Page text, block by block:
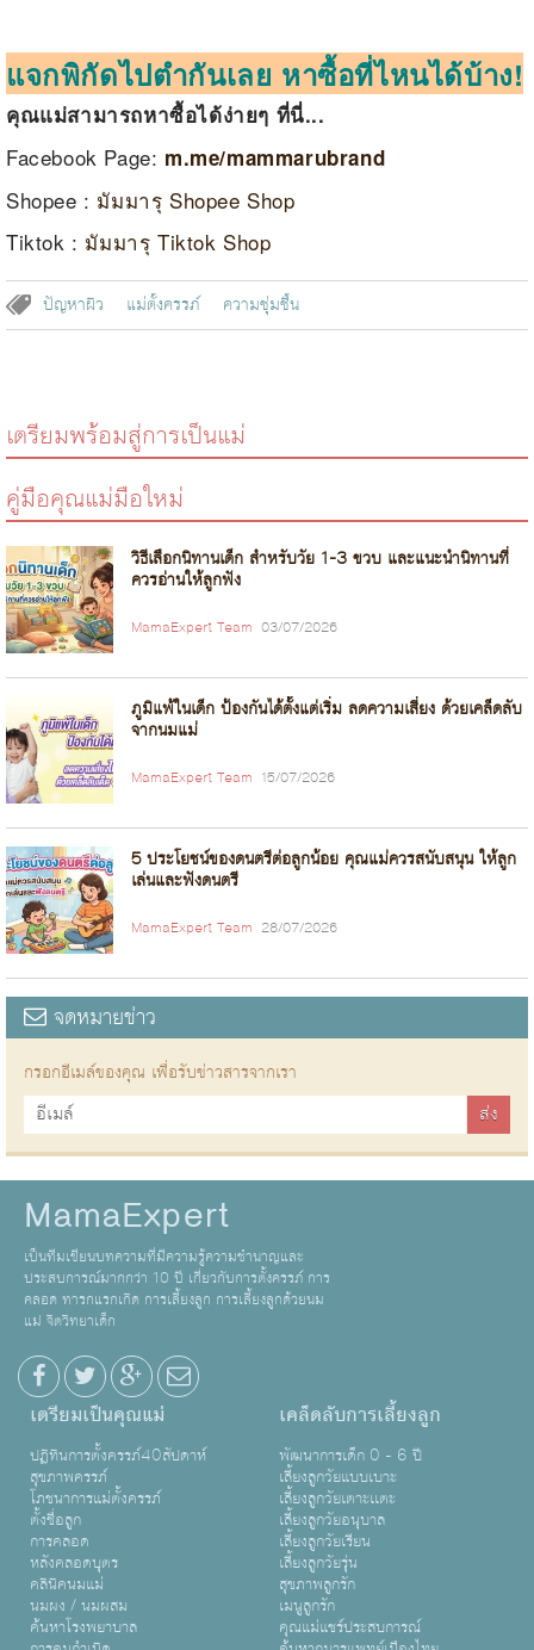
แจกพิกัดไปตำกันเลย หาซื้อที่ไหนได้บ้าง!
คุณแม่สามารถหาซื้อได้ง่ายๆ ที่นี่...
Facebook Page: m.me/mammarubrand
Shopee : มัมมารุ Shopee Shop
Tiktok : มัมมารุ Tiktok Shop
ปัญหาผิว แม่ตั้งครรภ์ ความชุ่มชื้น
เตรียมพร้อมสู่การเป็นแม่
คู่มือคุณแม่มือใหม่
วิธีเลือกนิทานเด็ก สำหรับวัย 1-3 ขวบ และแนะนำนิทานที่
ควรอ่านให้ลูกฟัง
MamaExpert Team 03/07/2026
ภูมิแพ้ในเด็ก ป้องกันได้ตั้งแต่เริ่ม ลดความเสี่ยง ด้วยเคล็ดลับ
จากนมแม่
MamaExpert Team 15/07/2026
5 ประโยชน์ของดนตรีต่อลูกน้อย คุณแม่ควรสนับสนุน ให้ลูก
เล่นและฟังดนตรี
MamaExpert Team 28/07/2026
จดหมายข่าว
กรอกอีเมล์ของคุณ เพื่อรับข่าวสารจากเรา
MamaExpert
เป็นทีมเขียนบทความที่มีความรู้ความชำนาญและ
ประสบการณ์มากกว่า 10 ปี เกี่ยวกับการตั้งครรภ์ การ
คลอด ทารกแรกเกิด การเลี้ยงลูก การเลี้ยงลูกด้วยนม
แม่ จิตวิทยาเด็ก
เตรียมเป็นคุณแม่
ปฏิทินการตั้งครรภ์40สัปดาห์
สุขภาพครรภ์
โภชนาการแม่ตั้งครรภ์
ตั้งชื่อลูก
การคลอด
หลังคลอดบุตร
คลินิคนมแม่
นมผง / นมผสม
ค้นหาโรงพยาบาล
เคล็ดลับการเลี้ยงลูก
พัฒนาการเด็ก 0 - 6 ปี
เลี้ยงลูกวัยแบบเบาะ
เลี้ยงลูกวัยเตาะเเตะ
เลี้ยงลูกวัยอนุบาล
เลี้ยงลูกวัยเรียน
เลี้ยงลูกวัยรุ่น
สุขภาพลูกรัก
เมนูลูกรัก
คุณแม่แชร์ประสบการณ์